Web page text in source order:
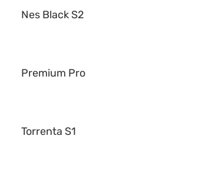
Nes Black S2
Premium Pro
Torrenta S1